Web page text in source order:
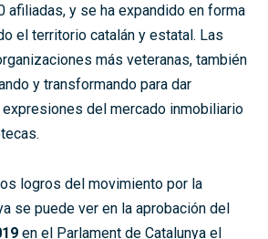
afiliadas, y se ha expandido en forma
el territorio catalán y estatal. Las
más veteranas, también
y transformando para dar
del mercado inmobiliario
logros del movimiento por la
se puede ver en la aprobación del
en el Parlament de Catalunya el